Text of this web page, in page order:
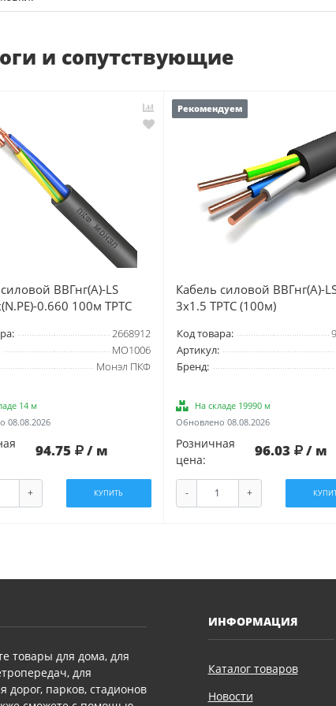
и сопутствующие
ВВГнг(А)-LS
0.660 100м ТРТС
2668912
МО1006
Монэл ПКФ
14 м
08.08.2026
94.75 / м
+ КУПИТЬ
Рекомендуем
Кабель силовой ВВГнг(А)-
3х1.5 ТРТС (100м)
Код товара:
Артикул:
Бренд:
На складе 19990 м
Обновлено 08.08.2026
Розничная
цена:
96.03 / м
- +
товары для дома, для
для
дорог, парков, стадионов
ИНФОРМАЦИЯ
Каталог товаров
Новости